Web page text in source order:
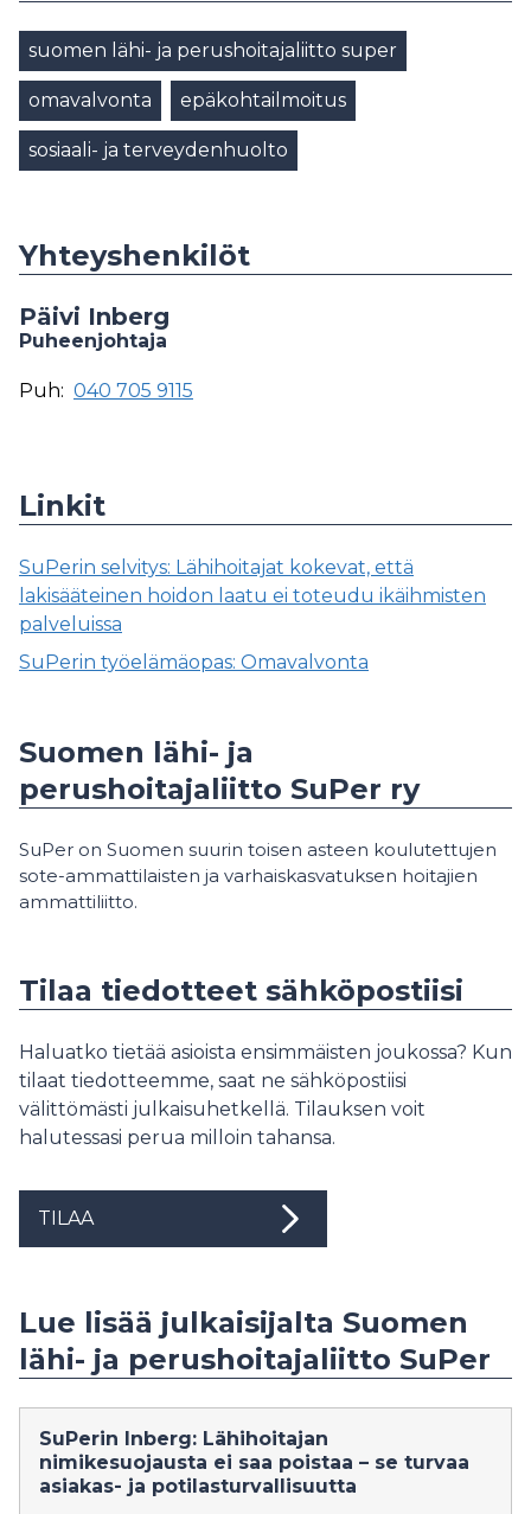
suomen lähi- ja perushoitajaliitto super
omavalvonta epäkohtailmoitus
sosiaali- ja terveydenhuolto
Yhteyshenkilöt
Päivi Inberg
Puheenjohtaja
Puh: 040 705 9115
Linkit
SuPerin selvitys: Lähihoitajat kokevat, että
lakisääteinen hoidon laatu ei toteudu ikäihmisten
palveluissa
SuPerin työelämäopas: Omavalvonta
Suomen lähi- ja
perushoitajaliitto SuPer ry
SuPer on Suomen suurin toisen asteen koulutettujen
sote-ammattilaisten ja varhaiskasvatuksen hoitajien
ammattiliitto.
Tilaa tiedotteet sähköpostiisi
Haluatko tietää asioista ensimmäisten joukossa? Kun
tilaat tiedotteemme, saat ne sähköpostiisi
välittömästi julkaisuhetkellä. Tilauksen voit
halutessasi perua milloin tahansa.
TILAA
Lue lisää julkaisijalta Suomen
lähi- ja perushoitajaliitto SuPer
SuPerin Inberg: Lähihoitajan
nimikesuojausta ei saa poistaa – se turvaa
asiakas- ja potilasturvallisuutta